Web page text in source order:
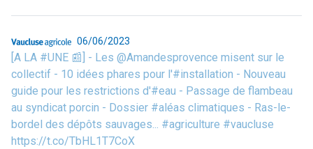
06/06/2023
[A LA #UNE 📰] - Les @Amandesprovence misent sur le
collectif - 10 idées phares pour l'#installation - Nouveau
guide pour les restrictions d'#eau - Passage de flambeau
au syndicat porcin - Dossier #aléas climatiques - Ras-le-
bordel des dépôts sauvages... #agriculture #vaucluse
https://t.co/TbHL1T7CoX